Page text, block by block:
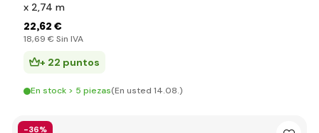
x 2,74 m
22,62 €
18,69 € Sin IVA
+ 22 puntos
En stock > 5 piezas(En usted 14.08.)
-36%